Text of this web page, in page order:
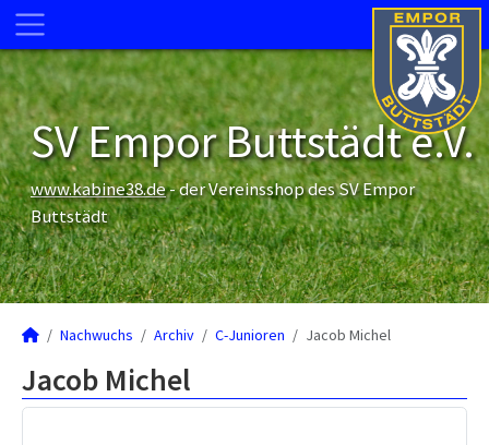
SV Empor Buttstädt e.V.
www.kabine38.de- der Vereinsshop des SV Empor
Buttstädt
Nachwuchs Archiv C-Junioren Jacob Michel
Jacob Michel